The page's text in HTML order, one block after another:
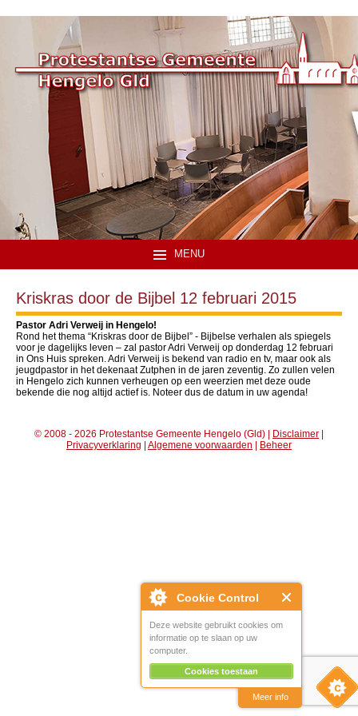
Cookie Control
Deze website gebruikt cookies om
informatie op te slaan op uw
computer.
Cookies toestaan
Meer info
MENU
Kriskras door de Bijbel 12 februari 2015
Pastor Adri Verweij in Hengelo!
Rond het thema “Kriskras door de Bijbel” - Bijbelse verhalen als spiegels
voor je dagelijks leven – zal pastor Adri Verweij op donderdag 12 februari
in Ons Huis spreken. Adri Verweij is bekend van radio en tv, maar ook als
jeugdpastor in het dekenaat Zutphen in de jaren zeventig. Zo zullen velen
in Hengelo zich kunnen verheugen op een weerzien met deze oude
bekende die nog altijd actief is. Noteer dus de datum in uw agenda!
© 2008 - 2026 Protestantse Gemeente Hengelo (Gld) | Disclaimer |
Privacyverklaring | Algemene voorwaarden | Beheer